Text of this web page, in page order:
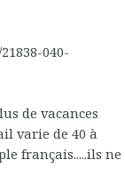
040-
de vacances
varie de 40 à
français.....ils ne